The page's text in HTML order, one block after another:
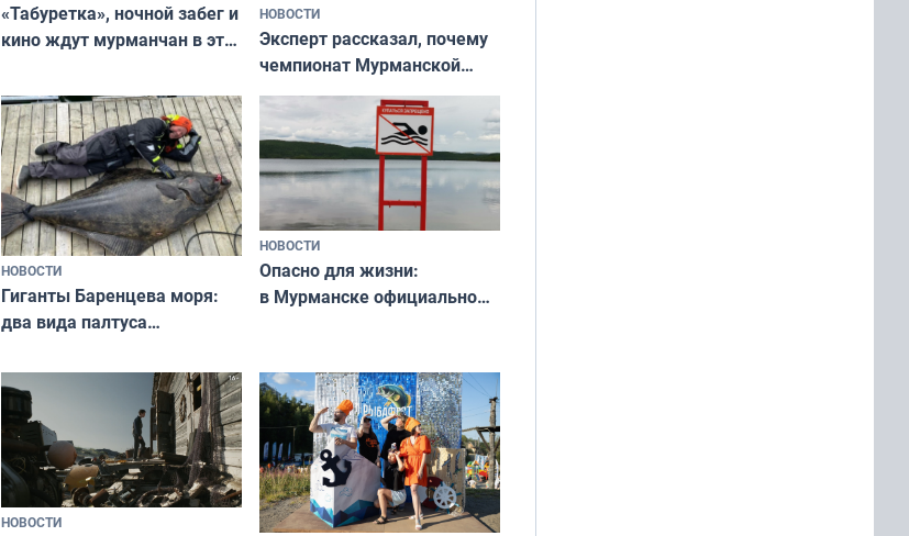
«Табуретка», ночной забег и
кино ждут мурманчан в эти
НОВОСТИ
Эксперт рассказал, почему
чемпионат Мурманской
области по футболу остался
незамеченным
НОВОСТИ
Гиганты Баренцева моря:
два вида палтуса
НОВОСТИ
Опасно для жизни:
в Мурманске официально
НОВОСТИ